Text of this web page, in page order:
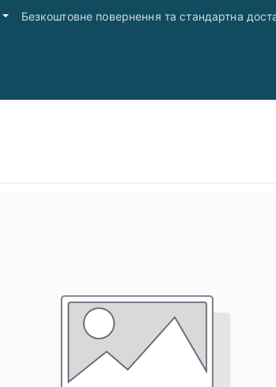
Безкоштовне повернення та стандартна
Зв'яжіться